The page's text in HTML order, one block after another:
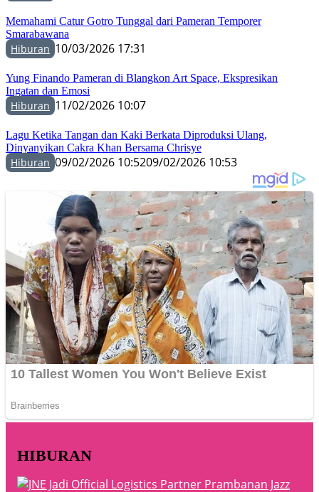
Memahami Catur Gotro Tunggal dari Pameran Temporer
Smarabawana
Hiburan 10/03/2026 17:31
Yung Finando Pameran di Blangkon Art Space, Ekspresikan
Ingatan dan Emosi
Hiburan 11/02/2026 10:07
Lagu Ketika Tangan dan Kaki Berkata Diproduksi Ulang,
Dinyanyikan Cakra Khan Bersama Chrisye
Hiburan 09/02/2026 10:5209/02/2026 10:53
HIBURAN